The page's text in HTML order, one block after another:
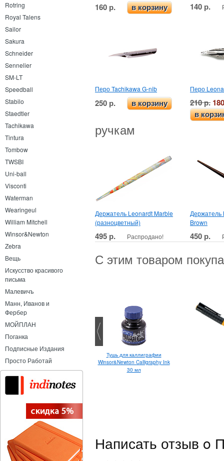
Rotring
Royal Talens
Sailor
Sakura
Schneider
Sennelier
SM-LT
Speedball
Stabilo
Staedtler
Tachikawa
Tintura
Tombow
TWSBI
Uni-ball
Visconti
Waterman
Wearingeul
William Mitchell
Winsor&Newton
Zebra
Вещь
Искусство красивого
письма
Малевичъ
Манн, Иванов и
Фербер
МОЙПЛАН
Поганка
Подписные Издания
Просто Работай
160 р. в корзину 140 р.
Перо Tachikawa G-nib
250 р. в корзину
Перо
210 р.
в
ручкам
Держатель Leonardt Marble
(разноцветный)
495 р. Распродано!
Держатель
Brown
450 р.
С этим товаром
Тушь для каллиграфии
Winsor&Newton Calligraphy Ink
30 мл
Написать отзыв o